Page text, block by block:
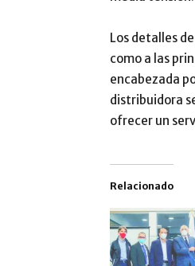
Los detalles
como a las
encabezada
distribuidora
ofrecer un
Relacionado